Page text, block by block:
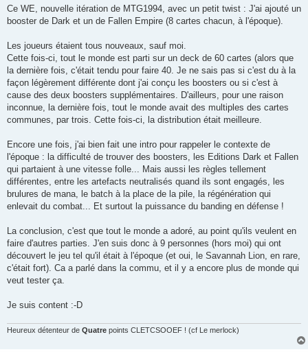
s
a
Ce WE, nouvelle itération de MTG1994, avec un petit twist : J'ai ajouté un
booster de Dark et un de Fallen Empire (8 cartes chacun, à l'époque).
Les joueurs étaient tous nouveaux, sauf moi.
Cette fois-ci, tout le monde est parti sur un deck de 60 cartes (alors que
la dernière fois, c'était tendu pour faire 40. Je ne sais pas si c'est du à la
façon légèrement différente dont j'ai conçu les boosters ou si c'est à
cause des deux boosters supplémentaires. D'ailleurs, pour une raison
inconnue, la dernière fois, tout le monde avait des multiples des cartes
communes, par trois. Cette fois-ci, la distribution était meilleure.
Encore une fois, j'ai bien fait une intro pour rappeler le contexte de
l'époque : la difficulté de trouver des boosters, les Editions Dark et Fallen
qui partaient à une vitesse folle... Mais aussi les règles tellement
différentes, entre les artefacts neutralisés quand ils sont engagés, les
brulures de mana, le batch à la place de la pile, la régénération qui
enlevait du combat... Et surtout la puissance du banding en défense !
La conclusion, c'est que tout le monde a adoré, au point qu'ils veulent en
faire d'autres parties. J'en suis donc à 9 personnes (hors moi) qui ont
découvert le jeu tel qu'il était à l'époque (et oui, le Savannah Lion, en rare,
c'était fort). Ca a parlé dans la commu, et il y a encore plus de monde qui
veut tester ça.
Je suis content :-D
Heureux détenteur de Quatre points CLETCSOOEF ! (cf Le merlock)